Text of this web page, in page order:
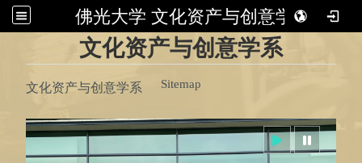
佛光大学 文化资产与创意学系
:::
文化资产与创意学系
Sitemap
文化资产与创意学系